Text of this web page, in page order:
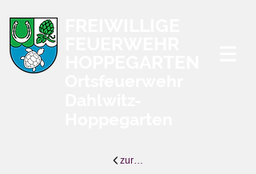
zurück zur Übersicht